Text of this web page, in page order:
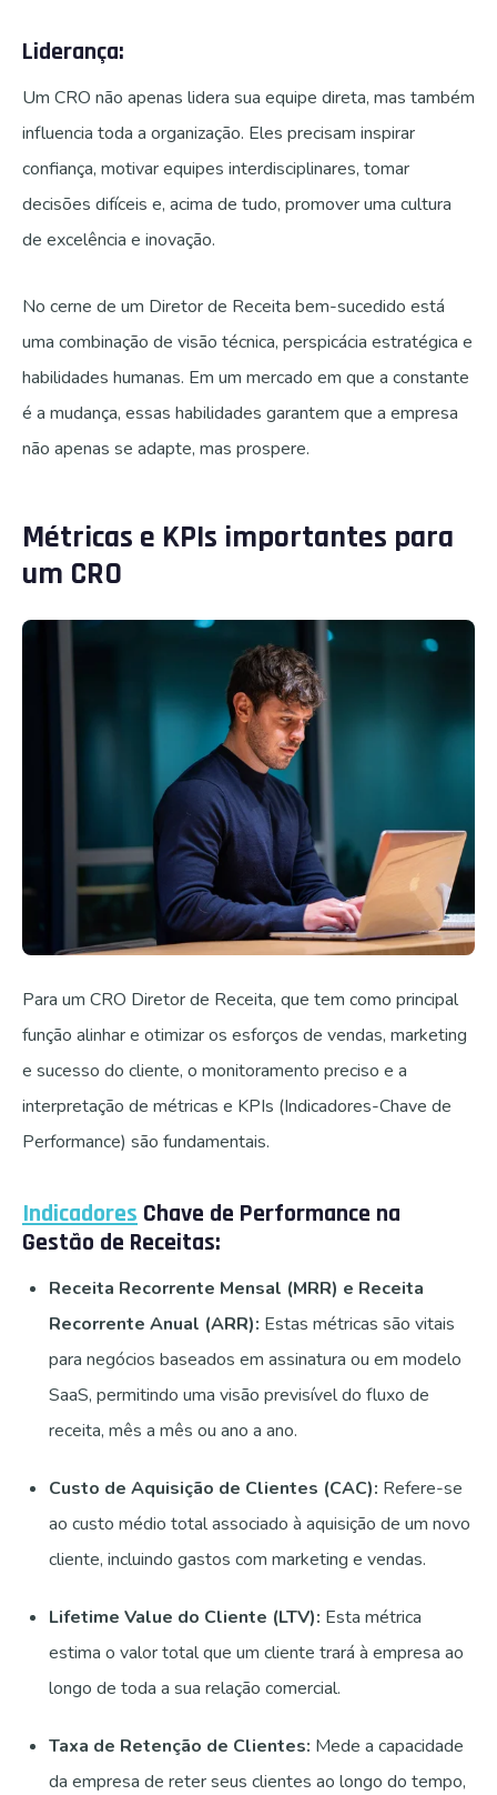
Liderança:
Um CRO não apenas lidera sua equipe direta, mas também
influencia toda a organização. Eles precisam inspirar
confiança, motivar equipes interdisciplinares, tomar
decisões difíceis e, acima de tudo, promover uma cultura
de excelência e inovação.
No cerne de um Diretor de Receita bem-sucedido está
uma combinação de visão técnica, perspicácia estratégica e
habilidades humanas. Em um mercado em que a constante
é a mudança, essas habilidades garantem que a empresa
não apenas se adapte, mas prospere.
Métricas e KPIs importantes para
um CRO
Para um CRO Diretor de Receita, que tem como principal
função alinhar e otimizar os esforços de vendas, marketing
e sucesso do cliente, o monitoramento preciso e a
interpretação de métricas e KPIs (Indicadores-Chave de
Performance) são fundamentais.
Indicadores Chave de Performance na
Gestão de Receitas:
Receita Recorrente Mensal (MRR) e Receita
Recorrente Anual (ARR): Estas métricas são vitais
para negócios baseados em assinatura ou em modelo
SaaS, permitindo uma visão previsível do fluxo de
receita, mês a mês ou ano a ano.
Custo de Aquisição de Clientes (CAC): Refere-se
ao custo médio total associado à aquisição de um novo
cliente, incluindo gastos com marketing e vendas.
Lifetime Value do Cliente (LTV): Esta métrica
estima o valor total que um cliente trará à empresa ao
longo de toda a sua relação comercial.
Taxa de Retenção de Clientes: Mede a capacidade
da empresa de reter seus clientes ao longo do tempo,